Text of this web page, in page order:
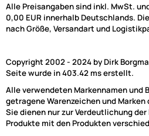
Alle Preisangaben sind inkl. MwSt.
0,00 EUR innerhalb Deutschlands.
nach Größe, Versandart und
Copyright 2002 - 2024 by Dirk
Seite wurde in 403.42 ms erstellt.
Alle verwendeten Markennamen und
getragene Warenzeichen und
Sie dienen nur zur Verdeutlichung
Produkte mit den Produkten